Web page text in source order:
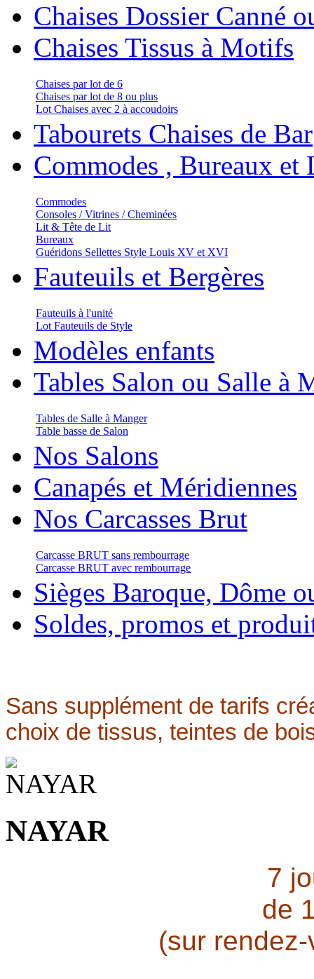
Chaises Dossier Canné
Chaises Tissus à Motifs
Chaises par lot de 6
Chaises par lot de 8 ou plus
Lot Chaises avec 2 à accoudoirs
Tabourets Chaises de Bar
Commodes , Bureaux et
Commodes
Consoles / Vitrines / Cheminées
Lit & Tête de Lit
Bureaux
Guéridons Sellettes Style Louis XV et XVI
Fauteuils et Bergères
Fauteuils à l'unité
Lot Fauteuils de Style
Modèles enfants
Tables Salon ou Salle à
Tables de Salle à Manger
Table basse de Salon
Nos Salons
Canapés et Méridiennes
Nos Carcasses Brut
Carcasse BRUT sans rembourrage
Carcasse BRUT avec rembourrage
Sièges Baroque, Dôme
Soldes, promos et
Sans supplément de tarifs
choix de tissus, teintes de
NAYAR
7
de
(sur